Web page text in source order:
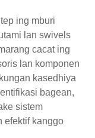
ing mburi
lan swivels
cacat ing
lan komponen
kasedhiya
bagean,
sistem
efektif kanggo